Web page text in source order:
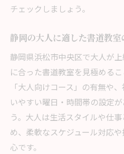
る点
静岡の書道教室で経
浜松市の書道教室で
ート
書道教室の口コミや
情
大人が選ぶ静岡の書
上級者に適した書道教室
チェックしましょう。
静岡の大人に適した書道教室
静岡県浜松市中央区で大人が
に合った書道教室を見極める
「大人向けコース」の有無や
いやすい曜日・時間帯の設定
う。大人は生活スタイルや仕
め、柔軟なスケジュール対応
心です。